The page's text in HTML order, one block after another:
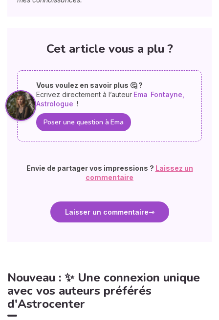
Cet article vous a plu ?
Vous voulez en savoir plus 🤔 ?
Ecrivez directement à l’auteur Ema Fontayne,
Astrologue !
Poser une question à Ema
Envie de partager vos impressions ? Laissez un
commentaire
Laisser un commentaire
Nouveau : ✨ Une connexion unique
avec vos auteurs préférés
d'Astrocenter